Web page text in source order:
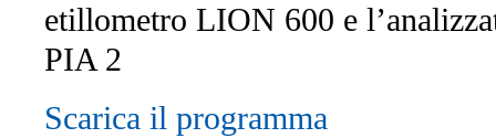
etillometro LION 600 e
PIA 2
Scarica il programma